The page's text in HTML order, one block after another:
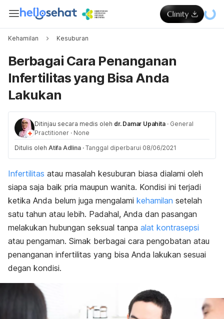
Kehamilan Kesuburan
Berbagai Cara Penanganan
Infertilitas yang Bisa Anda
Lakukan
Ditinjau secara medis oleh dr. Damar Upahita · General
Practitioner · None
Ditulis oleh Atifa Adlina · Tanggal diperbarui 08/06/2021
Infertilitas atau masalah kesuburan biasa dialami oleh
siapa saja baik pria maupun wanita. Kondisi ini terjadi
ketika Anda belum juga mengalami kehamilan setelah
satu tahun atau lebih. Padahal, Anda dan pasangan
melakukan hubungan seksual tanpa alat kontrasepsi
atau pengaman. Simak berbagai cara pengobatan atau
penanganan infertilitas yang bisa Anda lakukan sesuai
degan kondisi.